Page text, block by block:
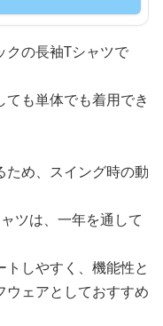
クの長袖Tシャツで
も単体でも着用でき
め、スイング時の動
ツは、一年を通して
しやすく、機能性と
ウェアとしておすすめ